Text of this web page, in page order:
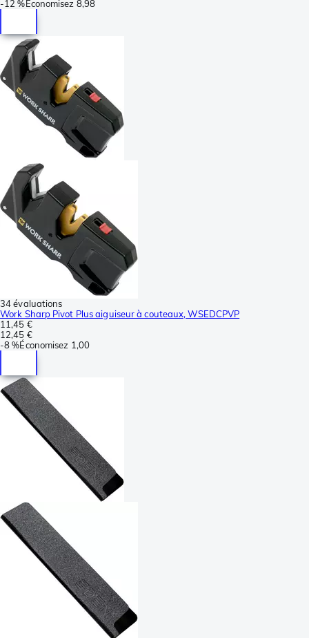
-12 %Économisez 8,98
34 évaluations
Work Sharp Pivot Plus aiguiseur à couteaux, WSEDCPVP
11,45 €
12,45 €
-8 %Économisez 1,00